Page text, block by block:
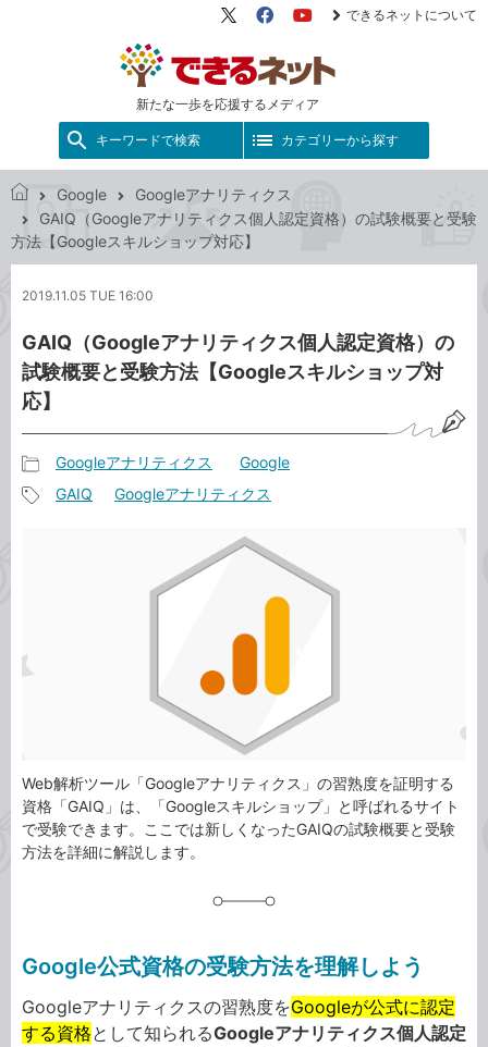
新たな一歩を応援するメディア
X（旧
FacebookYouTube
できるネットについて
キーワードで検索 カテゴリーから探す
で
き
ッ
Google
Googleアナリティクス
GAIQ（Googleアナリティクス個人認定資格）の試験概要と受験
方法【Googleスキルショップ対応】
2019.11.05 TUE 16:00
GAIQ（Googleアナリティクス個人認定資格）の
試験概要と受験方法【Googleスキルショップ対
応】
事
Googleアナリティクス Google
GAIQ Googleアナリティクス
Web解析ツール「Googleアナリティクス」の習熟度を証明する
資格「GAIQ」は、「Googleスキルショップ」と呼ばれるサイト
で受験できます。ここでは新しくなったGAIQの試験概要と受験
方法を詳細に解説します。
Google公式資格の受験方法を理解しよう
Googleアナリティクスの習熟度をGoogleが公式に認定
する資格として知られるGoogleアナリティクス個人認定